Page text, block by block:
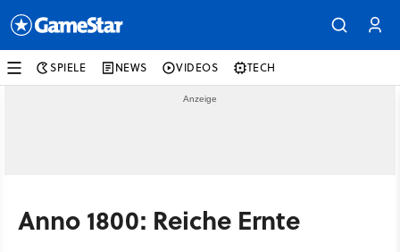
SPIELE NEWS VIDEOS TECH
Anno 1800: Reiche Ernte